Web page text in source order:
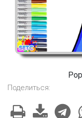
Поделиться: